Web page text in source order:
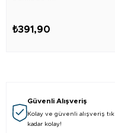
₺391,90
Güvenli Alışveriş
Kolay ve güvenli alışveriş tık
kadar kolay!